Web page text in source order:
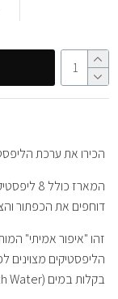
הכירו את ערכת
המארז
דוחפים את הכפתור
זהו "איפור אמיתי"
הליפסטיקים מצוינים
בקלות במים (Easy Out With Water).